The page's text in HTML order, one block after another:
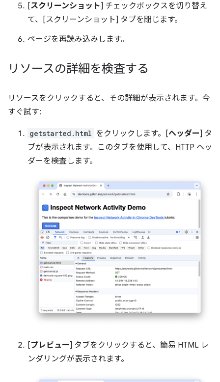
[スクリーンショット] チェックボックスを切り替え
て、[スクリーンショット] タブを閉じます。
ページを再読み込みします。
リソースの詳細を検査する
リソースをクリックすると、その詳細が表示されます。今
すぐ試す:
getstarted.html をクリックします。[ヘッダー] タ
ブが表示されます。このタブを使用して、HTTP ヘッ
ダーを検査します。
[プレビュー] タブをクリックすると、簡易 HTML レ
ンダリングが表示されます。